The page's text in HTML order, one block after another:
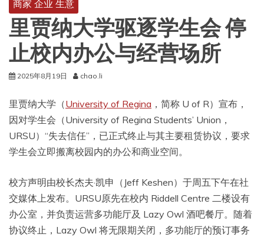
商家 企业 生意
里贾纳大学驱逐学生会 停
止校内办公与经营场所
2025年8月19日 chao.li
里贾纳大学（University of Regina ，简称 U of R）宣布，
因对学生会（University of Regina Students’ Union，
URSU）“失去信任”，已正式终止与其主要租赁协议，要求
学生会立即搬离校园内的办公和商业空间。
校方声明由校长杰夫·凯申（Jeff Keshen）于周五下午在社
交媒体上发布。URSU原先在校内 Riddell Centre 二楼设有
办公室，并负责运营多功能厅及 Lazy Owl 酒吧餐厅。随着
协议终止，Lazy Owl 将无限期关闭，多功能厅的预订事务